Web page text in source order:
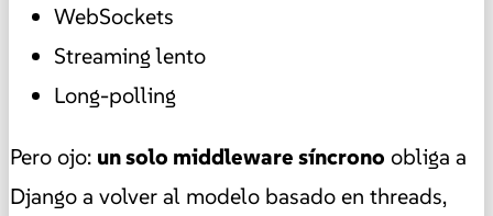
WebSockets
Streaming lento
Long-polling
Pero ojo: un solo middleware síncrono obliga a
Django a volver al modelo basado en threads,